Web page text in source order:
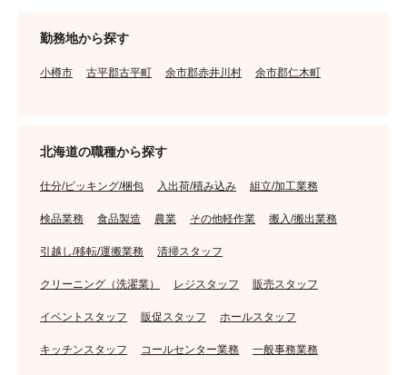
勤務地から探す
小樽市 古平郡古平町 余市郡赤井川村 余市郡仁木町
北海道の職種から探す
仕分/ピッキング/梱包 入出荷/積み込み 組立/加工業務
検品業務 食品製造 農業 その他軽作業 搬入/搬出業務
引越し/移転/運搬業務 清掃スタッフ
クリーニング（洗濯業） レジスタッフ 販売スタッフ
イベントスタッフ 販促スタッフ ホールスタッフ
キッチンスタッフ コールセンター業務 一般事務業務